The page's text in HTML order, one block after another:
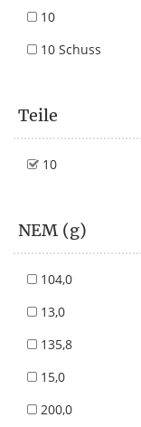
10
10 Schuss
Teile
10
NEM (g)
104,0
13,0
135,8
15,0
200,0